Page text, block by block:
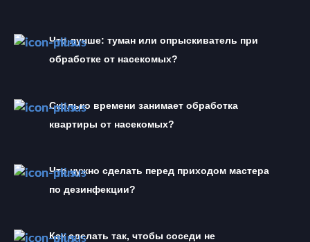
Что лучше: туман или опрыскиватель при
обработке от насекомых?
Сколько времени занимает обработка
квартиры от насекомых?
Что нужно сделать перед приходом мастера
по дезинфекции?
Как сделать так, чтобы соседи не